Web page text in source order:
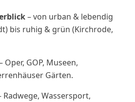
– von urban & lebendig
bis ruhig & grün (Kirchrode,
Oper, GOP, Museen,
Gärten.
Radwege, Wassersport,